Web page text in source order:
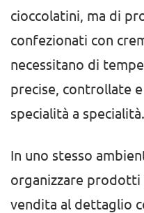
cioccolatini, ma di
confezionati con
necessitano di
precise, controllate
specialità a specialità.
In uno stesso
organizzare prodotti
vendita al dettaglio